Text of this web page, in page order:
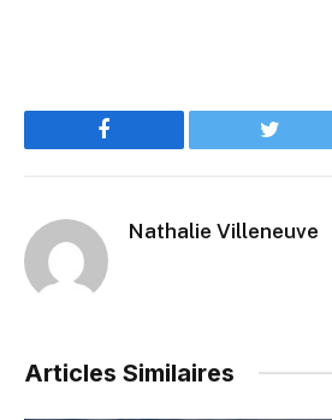
Facebook Twitter
Nathalie Villeneuve
Articles Similaires